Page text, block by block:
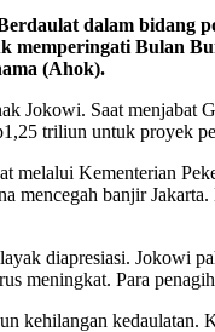
dalam bidang
memperingati Bulan
(Ahok).
Jokowi. Saat
triliun untuk proyek
melalui Kementerian
banjir
diapresiasi. Jokowi
meningkat. Para
kehilangan